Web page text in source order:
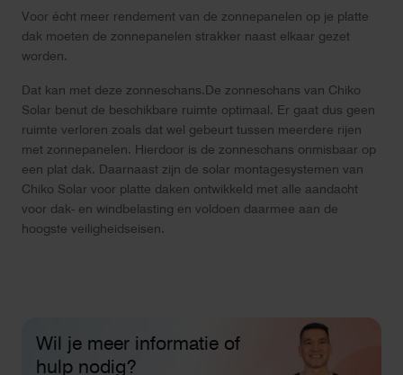
Voor écht meer rendement van de zonnepanelen op je platte
dak moeten de zonnepanelen strakker naast elkaar gezet
worden.
Dat kan met deze zonneschans.De zonneschans van Chiko
Solar benut de beschikbare ruimte optimaal. Er gaat dus geen
ruimte verloren zoals dat wel gebeurt tussen meerdere rijen
met zonnepanelen. Hierdoor is de zonneschans onmisbaar op
een plat dak. Daarnaast zijn de solar montagesystemen van
Chiko Solar voor platte daken ontwikkeld met alle aandacht
voor dak- en windbelasting en voldoen daarmee aan de
hoogste veiligheidseisen.
Wil je meer informatie of
hulp nodig?